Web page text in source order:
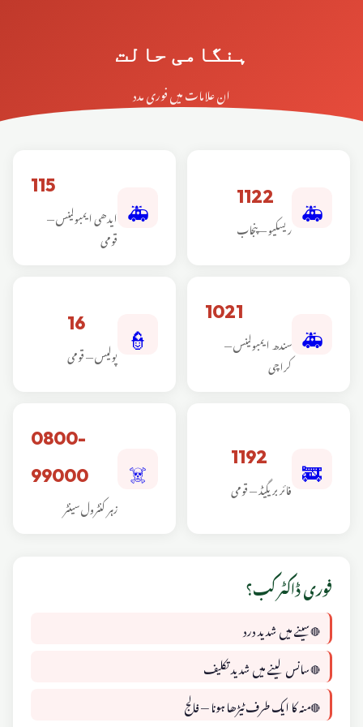
ہنگامی حالت
ان علامات میں فوری مدد
🚑
1122
ریسکیو — پنجاب 🚑
115
ایدھی ایمبولینس —
قومی
🚑
1021
سندھ ایمبولینس —
کراچی
👮
16
پولیس — قومی
🚒
1192
فائر بریگیڈ — قومی ☠️
0800-
99000
زہر کنٹرول سینٹر
فوری ڈاکٹر کب؟
سینے میں شدید درد
سانس لینے میں شدید تکلیف
منہ کا ایک طرف ٹیڑھا ہونا — فالج